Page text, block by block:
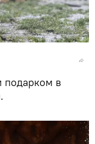
подарком в